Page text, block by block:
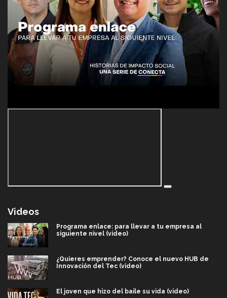
Videos
Programa enlace: para llevar a tu empresa al
siguiente nivel (video)
¿Quieres emprender? Conoce el nuevo HUB de
Innovación del Tec (video)
El joven que hizo del baile su vida (video)